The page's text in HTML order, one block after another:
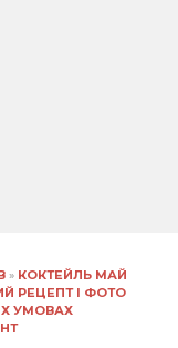
» КОКТЕЙЛЬ МАЙ
РЕЦЕПТ І ФОТО
УМОВАХ